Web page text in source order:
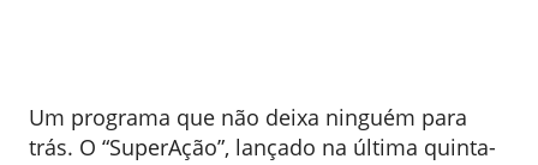
Um programa que não deixa ninguém para
trás. O “SuperAção”, lançado na última quinta-